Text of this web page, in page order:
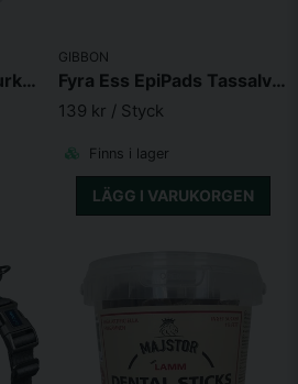
Skicka fråga
Majstor Dental Stix Turkey&Parsley 500g
GIBBON
Fyra Ess EpiPads Tassalva 100ml
139 kr / Styck
Finns i lager
LÄGG I VARUKORGEN